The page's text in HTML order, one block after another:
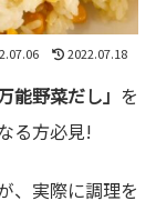
2022.07.18
能野菜だし」 を
る方必見!
、実際に調理を